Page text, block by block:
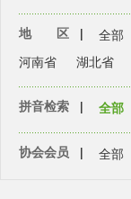
地 区 | 全部
河南省
湖北省
拼音检索 | 全部
协会会员 | 全部